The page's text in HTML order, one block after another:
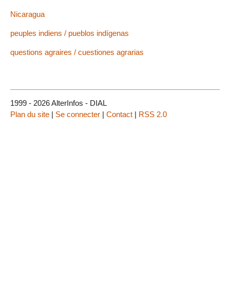
Nicaragua
peuples indiens / pueblos indígenas
questions agraires / cuestiones agrarias
1999 - 2026 AlterInfos - DIAL
Plan du site | Se connecter | Contact | RSS 2.0